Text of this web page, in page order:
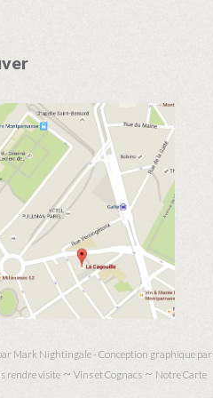
Mark Nightingale- Conception graphique par
rendre visite Vins et Cognacs Notre Carte